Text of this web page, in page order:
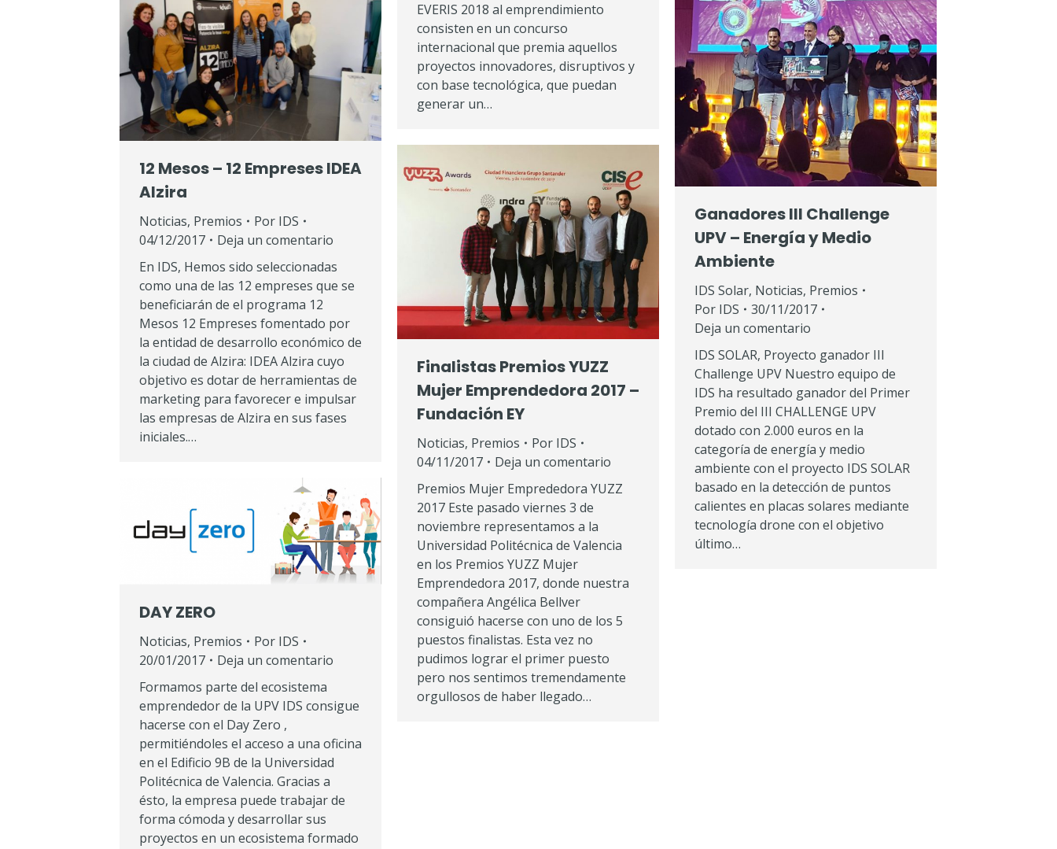
EVERIS 2018 al emprendimiento
consisten en un concurso
internacional que premia aquellos
proyectos innovadores, disruptivos y
con base tecnológica, que puedan
generar un…
12 Mesos – 12 Empreses IDEA
Alzira
Noticias, Premios Por IDS
04/12/2017
Deja un comentario
En IDS, Hemos sido seleccionadas
como una de las 12 empreses que se
beneficiarán de el programa 12
Mesos 12 Empreses fomentado por
la entidad de desarrollo económico de
la ciudad de Alzira: IDEA Alzira cuyo
objetivo es dotar de herramientas de
marketing para favorecer e impulsar
las empresas de Alzira en sus fases
iniciales.…
Ganadores III Challenge
UPV – Energía y Medio
Ambiente
IDS Solar, Noticias, Premios
Por IDS
30/11/2017
Deja un comentario
IDS SOLAR, Proyecto ganador III
Challenge UPV Nuestro equipo de
IDS ha resultado ganador del Primer
Premio del III CHALLENGE UPV
dotado con 2.000 euros en la
categoría de energía y medio
ambiente con el proyecto IDS SOLAR
basado en la detección de puntos
calientes en placas solares mediante
tecnología drone con el objetivo
último…
Finalistas Premios YUZZ
Mujer Emprendedora 2017 –
Fundación EY
Noticias, Premios Por IDS
04/11/2017
Deja un comentario
Premios Mujer Emprededora YUZZ
2017 Este pasado viernes 3 de
noviembre representamos a la
Universidad Politécnica de Valencia
en los Premios YUZZ Mujer
Emprendedora 2017, donde nuestra
compañera Angélica Bellver
consiguió hacerse con uno de los 5
puestos finalistas. Esta vez no
pudimos lograr el primer puesto
pero nos sentimos tremendamente
orgullosos de haber llegado…
DAY ZERO
Noticias, Premios Por IDS
20/01/2017
Deja un comentario
Formamos parte del ecosistema
emprendedor de la UPV IDS consigue
hacerse con el Day Zero ,
permitiéndoles el acceso a una oficina
en el Edificio 9B de la Universidad
Politécnica de Valencia. Gracias a
ésto, la empresa puede trabajar de
forma cómoda y desarrollar sus
proyectos en un ecosistema formado